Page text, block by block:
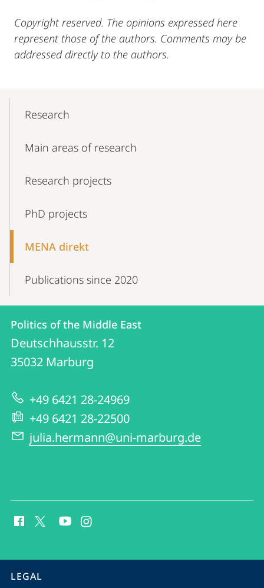
Copyright reserved. The opinions expressed here
represent those of the authors. Comments may be
addressed directly to the authors.
NavigationResearch
Main areas of research
Research projects
PhD projects
MENA direkt
Publications since 2020
Contact
details
Politics
of
the
Middle
East
Politics of the Middle East
Deutschhausstr. 12
35032 Marburg
+49 6421 28-24969
+49 6421 28-22500
julia.hermann@uni-marburg.de
media
information
service
LEGAL